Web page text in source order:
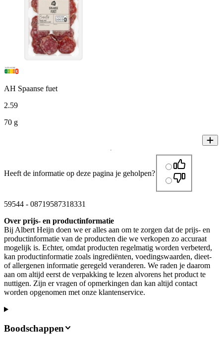
AH Spaanse fuet
2.59
70 g
Heeft de informatie op deze pagina je geholpen?
59544 - 08719587318331
Over prijs- en productinformatie
Bij Albert Heijn doen we er alles aan om te zorgen dat de prijs- en
productinformatie van de producten die we verkopen zo accuraat
mogelijk is. Echter, omdat producten regelmatig worden verbeterd,
kan productinformatie zoals ingrediënten, voedingswaarden, dieet-
of allergenen informatie geregeld veranderen. We raden je daarom
aan om altijd eerst de verpakking te lezen alvorens het product te
nuttigen. Zijn er vragen of opmerkingen dan kan altijd contact
worden opgenomen met onze klantenservice.
Boodschappen